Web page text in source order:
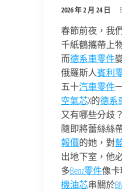
2026 年 2 月 24 日
春節前夜，我
千紙鶴攜帶上
而德系車零件
俄羅斯人賓利
五十汽車零件
空氣芯X的德系
又有哪些分歧
隨即將蕾絲絲
報價的她，對
出地下室，他
多Benz零件像
機油芯串關於